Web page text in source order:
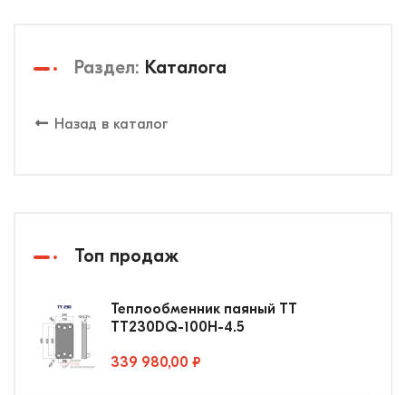
Раздел: Каталога
Назад в каталог
Топ продаж
Теплообменник паяный ТТ
ТТ230DQ-100Н-4.5
339 980,00 ₽